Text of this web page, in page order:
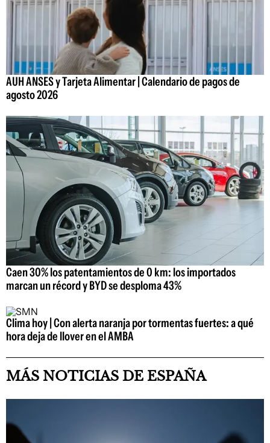
AUH ANSES y Tarjeta Alimentar | Calendario de pagos de
agosto 2026
Caen 30% los patentamientos de 0 km: los importados
marcan un récord y BYD se desploma 43%
Clima hoy | Con alerta naranja por tormentas fuertes: a qué
hora deja de llover en el AMBA
MÁS NOTICIAS DE ESPAÑA